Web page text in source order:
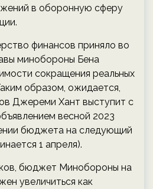
в оборонную сферу
финансов приняло во
минобороны Бена
сокращения реальных
образом, ожидается,
Джереми Хант выступит с
весной 2023
бюджета на следующий
1 апреля).
бюджет Минобороны на
увеличиться как